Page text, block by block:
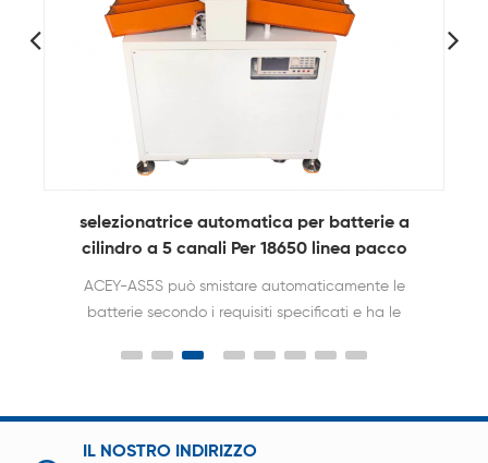
selezionatrice automatica per batterie a
cilindro a 5 canali Per 18650 linea pacco
ACEY-AS5S può smistare automaticamente le
batterie secondo i requisiti specificati e ha le
IL NOSTRO INDIRIZZO